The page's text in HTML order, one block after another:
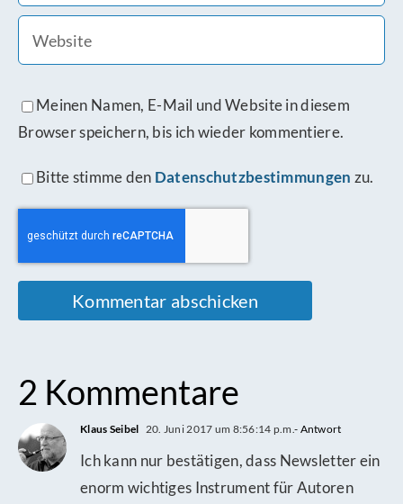
Meinen Namen, E-Mail und Website in diesem
Browser speichern, bis ich wieder kommentiere.
Bitte stimme den Datenschutzbestimmungen zu.
2 Kommentare
Klaus Seibel 20. Juni 2017 um 8:56:14 p.m.- Antwort
Ich kann nur bestätigen, dass Newsletter ein
enorm wichtiges Instrument für Autoren